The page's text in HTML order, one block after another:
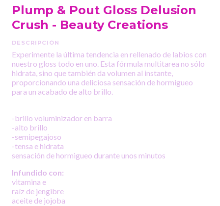
Plump & Pout Gloss Delusion
Crush - Beauty Creations
DESCRIPCIÓN
Experimente la última tendencia en rellenado de labios con
nuestro gloss todo en uno. Esta fórmula multitarea no sólo
hidrata, sino que también da volumen al instante,
proporcionando una deliciosa sensación de hormigueo
para un acabado de alto brillo.
-brillo voluminizador en barra
-alto brillo
-semipegajoso
-tensa e hidrata
sensación de hormigueo durante unos minutos
Infundido con:
vitamina e
raíz de jengibre
aceite de jojoba